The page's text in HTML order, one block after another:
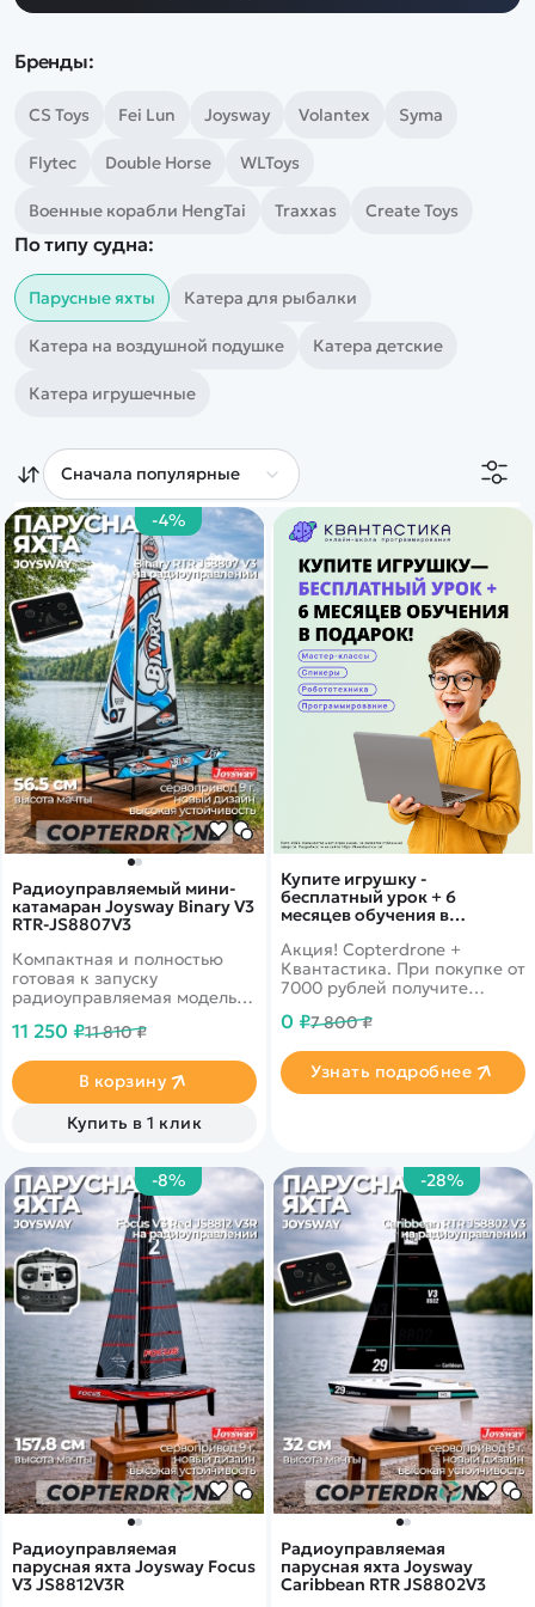
Бренды:
CS Toys Fei Lun Joysway Volantex Syma
Flytec Double Horse WLToys
Военные корабли HengTai Traxxas Create Toys
По типу судна:
Парусные яхты Катера для рыбалки
Катера на воздушной подушке Катера детские
Катера игрушечные
Купите игрушку -
бесплатный урок + 6
месяцев обучения в
Акция! Copterdrone +
Квантастика. При покупке от
7000 рублей получите
нашего партнера
0 ₽7 800 ₽
Узнать подробнее
-4%
Радиоуправляемый мини-
катамаран Joysway Binary V3
RTR-JS8807V3
Компактная и полностью
готовая к запуску
радиоуправляемая модель
идеально подходящая как
опытным любителям
радиоуправляемых судов.
Благодаря
сбалансированной
и современной электронике
модель обеспечивает
стабильное поведение на
воде даже при легком ветре,
а динамичный дизайн
делает её визуально
привлекательной на
водоёме.
11 250 ₽11 810 ₽
В корзину
Купить в 1 клик
-8%
Радиоуправляемая
парусная яхта Joysway Focus
V3 JS8812V3R
-28%
Радиоуправляемая
парусная яхта Joysway
Caribbean RTR JS8802V3
Дополнительный способ связи
Заказать звонок
Наши соцсети:
Каталог
Машинки
Танки
Вертолеты
Катера
Роботы
Самолеты
Сборные модели
Детские электромобили
Спецтехника
Железные дороги
Конструкторы
Запчасти для моделей
Информация
Оптовые продажи
Блог
Статьи про беспилотники
Обзор квадрокоптеров
Аренда Квадрокоптеров
Покупка в кредит
Покупателю
Контакты
Оплата и доставка
Помощь
Отследить заказ
Оплата на сайте